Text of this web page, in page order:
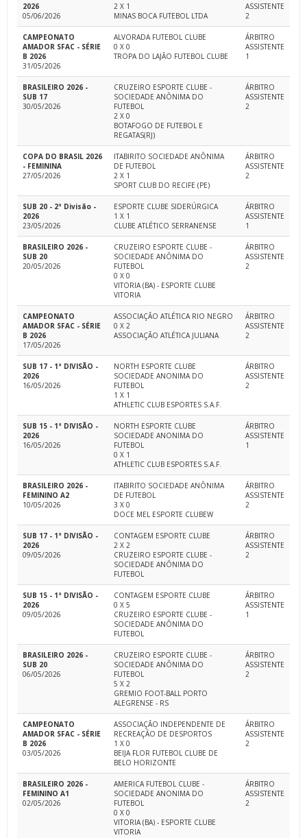
2026
05/06/2026
2 X 1
MINAS BOCA FUTEBOL LTDA
ASSISTENTE
2
CAMPEONATO
AMADOR SFAC - SÉRIE
B 2026
31/05/2026
ALVORADA FUTEBOL CLUBE
0 X 0
TROPA DO LAJÃO FUTEBOL CLUBE
ÁRBITRO
ASSISTENTE
1
BRASILEIRO 2026 -
SUB 17
30/05/2026
CRUZEIRO ESPORTE CLUBE -
SOCIEDADE ANÔNIMA DO
FUTEBOL
2 X 0
BOTAFOGO DE FUTEBOL E
REGATAS(RJ)
ÁRBITRO
ASSISTENTE
2
COPA DO BRASIL 2026
- FEMININA
27/05/2026
ITABIRITO SOCIEDADE ANÔNIMA
DE FUTEBOL
2 X 1
SPORT CLUB DO RECIFE (PE)
ÁRBITRO
ASSISTENTE
2
SUB 20 - 2ª Divisão -
2026
23/05/2026
ESPORTE CLUBE SIDERÚRGICA
1 X 1
CLUBE ATLÉTICO SERRANENSE
ÁRBITRO
ASSISTENTE
1
BRASILEIRO 2026 -
SUB 20
20/05/2026
CRUZEIRO ESPORTE CLUBE -
SOCIEDADE ANÔNIMA DO
FUTEBOL
0 X 0
VITORIA (BA) - ESPORTE CLUBE
VITORIA
ÁRBITRO
ASSISTENTE
2
CAMPEONATO
AMADOR SFAC - SÉRIE
B 2026
17/05/2026
ASSOCIAÇÃO ATLÉTICA RIO NEGRO
0 X 2
ASSOCIAÇÃO ATLÉTICA JULIANA
ÁRBITRO
ASSISTENTE
2
SUB 17 - 1ª DIVISÃO -
2026
16/05/2026
NORTH ESPORTE CLUBE
SOCIEDADE ANONIMA DO
FUTEBOL
1 X 1
ATHLETIC CLUB ESPORTES S.A.F.
ÁRBITRO
ASSISTENTE
2
SUB 15 - 1ª DIVISÃO -
2026
16/05/2026
NORTH ESPORTE CLUBE
SOCIEDADE ANONIMA DO
FUTEBOL
0 X 1
ATHLETIC CLUB ESPORTES S.A.F.
ÁRBITRO
ASSISTENTE
1
BRASILEIRO 2026 -
FEMININO A2
10/05/2026
ITABIRITO SOCIEDADE ANÔNIMA
DE FUTEBOL
3 X 0
DOCE MEL ESPORTE CLUBEW
ÁRBITRO
ASSISTENTE
2
SUB 17 - 1ª DIVISÃO -
2026
09/05/2026
CONTAGEM ESPORTE CLUBE
2 X 2
CRUZEIRO ESPORTE CLUBE -
SOCIEDADE ANÔNIMA DO
FUTEBOL
ÁRBITRO
ASSISTENTE
2
SUB 15 - 1ª DIVISÃO -
2026
09/05/2026
CONTAGEM ESPORTE CLUBE
0 X 5
CRUZEIRO ESPORTE CLUBE -
SOCIEDADE ANÔNIMA DO
FUTEBOL
ÁRBITRO
ASSISTENTE
1
BRASILEIRO 2026 -
SUB 20
06/05/2026
CRUZEIRO ESPORTE CLUBE -
SOCIEDADE ANÔNIMA DO
FUTEBOL
5 X 2
GREMIO FOOT-BALL PORTO
ALEGRENSE - RS
ÁRBITRO
ASSISTENTE
2
CAMPEONATO
AMADOR SFAC - SÉRIE
B 2026
03/05/2026
ASSOCIAÇÃO INDEPENDENTE DE
RECREAÇÃO DE DESPORTOS
1 X 0
BEIJA FLOR FUTEBOL CLUBE DE
BELO HORIZONTE
ÁRBITRO
ASSISTENTE
2
BRASILEIRO 2026 -
FEMININO A1
02/05/2026
AMERICA FUTEBOL CLUBE -
SOCIEDADE ANONIMA DO
FUTEBOL
0 X 0
VITORIA (BA) - ESPORTE CLUBE
VITORIA
ÁRBITRO
ASSISTENTE
2